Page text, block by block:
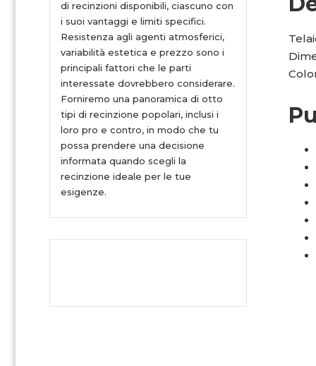
di recinzioni disponibili, ciascuno con
i suoi vantaggi e limiti specifici.
Resistenza agli agenti atmosferici,
variabilità estetica e prezzo sono i
principali fattori che le parti
interessate dovrebbero considerare.
Forniremo una panoramica di otto
tipi di recinzione popolari, inclusi i
loro pro e contro, in modo che tu
possa prendere una decisione
informata quando scegli la
recinzione ideale per le tue
esigenze.